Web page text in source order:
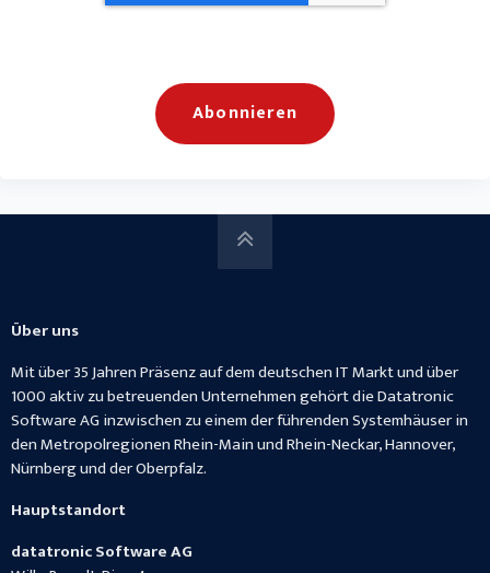
Über uns
Mit über 35 Jahren Präsenz auf dem deutschen IT Markt und über
1000 aktiv zu betreuenden Unternehmen gehört die Datatronic
Software AG inzwischen zu einem der führenden Systemhäuser in
den Metropolregionen Rhein-Main und Rhein-Neckar, Hannover,
Nürnberg und der Oberpfalz.
Hauptstandort
datatronic Software AG